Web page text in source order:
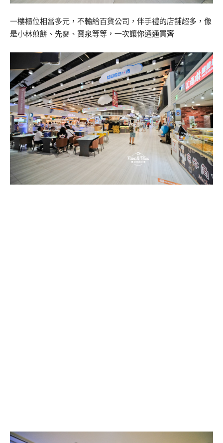
一樓櫃位相當多元，不輸給百貨公司，伴手禮的店舖超多，像
是小林煎餅、先麥、寶泉等等，一次讓你通通買齊